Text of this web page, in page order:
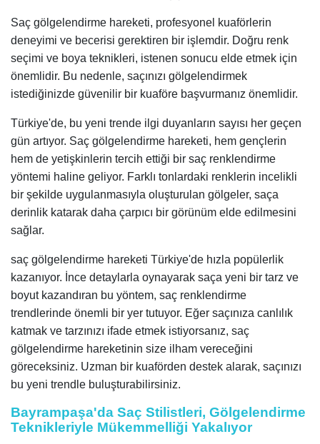
Saç gölgelendirme hareketi, profesyonel kuaförlerin
deneyimi ve becerisi gerektiren bir işlemdir. Doğru renk
seçimi ve boya teknikleri, istenen sonucu elde etmek için
önemlidir. Bu nedenle, saçınızı gölgelendirmek
istediğinizde güvenilir bir kuaföre başvurmanız önemlidir.
Türkiye'de, bu yeni trende ilgi duyanların sayısı her geçen
gün artıyor. Saç gölgelendirme hareketi, hem gençlerin
hem de yetişkinlerin tercih ettiği bir saç renklendirme
yöntemi haline geliyor. Farklı tonlardaki renklerin incelikli
bir şekilde uygulanmasıyla oluşturulan gölgeler, saça
derinlik katarak daha çarpıcı bir görünüm elde edilmesini
sağlar.
saç gölgelendirme hareketi Türkiye'de hızla popülerlik
kazanıyor. İnce detaylarla oynayarak saça yeni bir tarz ve
boyut kazandıran bu yöntem, saç renklendirme
trendlerinde önemli bir yer tutuyor. Eğer saçınıza canlılık
katmak ve tarzınızı ifade etmek istiyorsanız, saç
gölgelendirme hareketinin size ilham vereceğini
göreceksiniz. Uzman bir kuaförden destek alarak, saçınızı
bu yeni trendle buluşturabilirsiniz.
Bayrampaşa'da Saç Stilistleri, Gölgelendirme
Teknikleriyle Mükemmelliği Yakalıyor